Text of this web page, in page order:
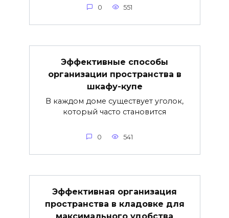
0 551
Эффективные способы
организации пространства в
шкафу-купе
В каждом доме существует уголок,
который часто становится
0 541
Эффективная организация
пространства в кладовке для
максимального удобства